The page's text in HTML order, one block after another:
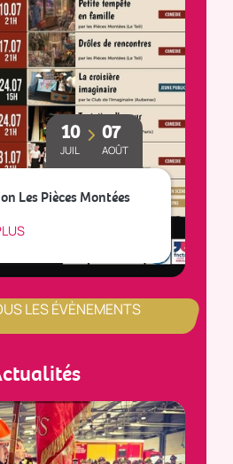
10
JUIL
07
AOÛT
Les Pièces Montées
LES ÉVÈNEMENTS